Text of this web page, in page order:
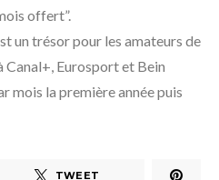
offert”.
un trésor pour les amateurs de
Canal+, Eurosport et Bein
mois la première année puis
TWEET